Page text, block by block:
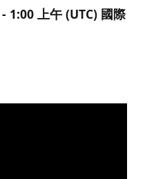
1:00 上午 (UTC) 國際